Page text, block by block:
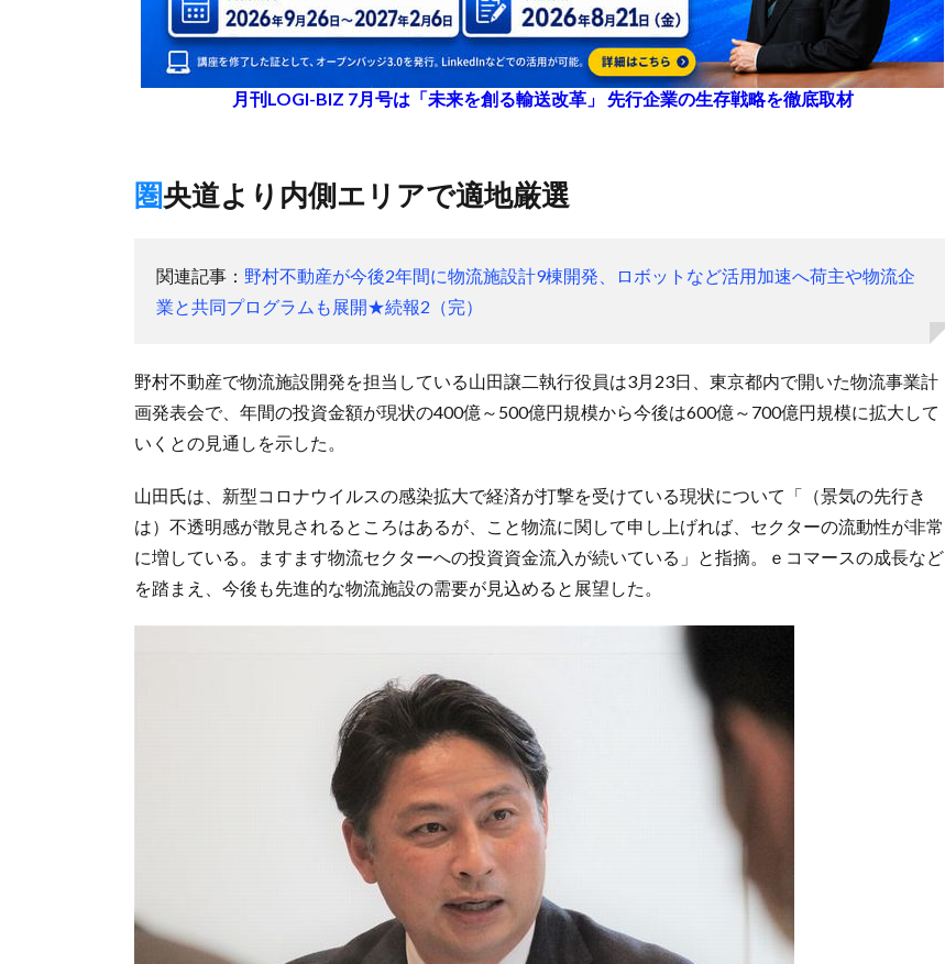
月刊LOGI-BIZ 7月号は「未来を創る輸送改革」 先行企業の生存戦略を徹底取材
圏央道より内側エリアで適地厳選
関連記事： 野村不動産が今後2年間に物流施設計9棟開発、ロボットなど活用加速へ荷主や物流企
業と共同プログラムも展開★続報2（完）
野村不動産で物流施設開発を担当している山田譲二執行役員は3月23日、東京都内で開いた物流事業計
画発表会で、年間の投資金額が現状の400億～500億円規模から今後は600億～700億円規模に拡大して
いくとの見通しを示した。
山田氏は、新型コロナウイルスの感染拡大で経済が打撃を受けている現状について「（景気の先行き
は）不透明感が散見されるところはあるが、こと物流に関して申し上げれば、セクターの流動性が非常
に増している。ますます物流セクターへの投資資金流入が続いている」と指摘。ｅコマースの成長など
を踏まえ、今後も先進的な物流施設の需要が見込めると展望した。